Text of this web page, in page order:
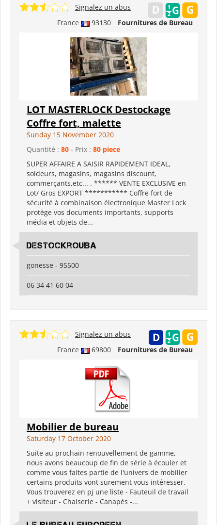
France 93130 Fournitures de Bureau
Signalez un abus
LOT MASTERLOCK Destockage
Coffre fort, malette
Sunday 15 November 2020
Quantité : 80 - Prix : 80 piece
SUPER AFFAIRE A SAISIR RAPIDEMENT IDEAL,
soldeurs, magasins, magasins discount,
commerçants,etc... . ****** VENTE EXCLUSIVE en
Lot/ Gros EXPORT *********** Coffre fort de
sécurité à combinaison électronique Master Lock
protège vos documents importants, supports
média et objets de...
destockrouiba
gonesse - 95500
06 34 41 60 04
France 69800 Fournitures de Bureau
Signalez un abus
Mobilier de bureau
Saturday 17 October 2020
Suite au prochain renouvellement de gamme,
nous avons beaucoup de fin de série à écouler et
comme vous faites partie de l'univers de mobilier
certains produits vont surement vous intéresser.
Vous trouverez en pj une liste - Fauteuil de travail
+ visiteur - Chaiserie - Canapés -...